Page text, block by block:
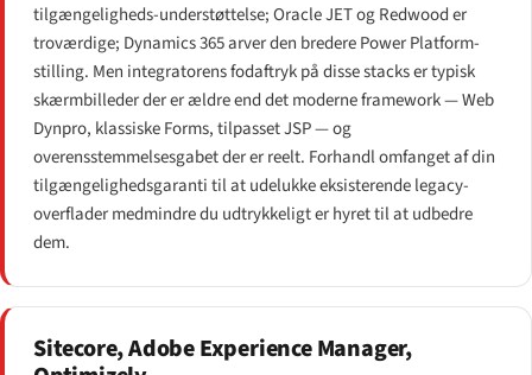
tilgængeligheds-understøttelse; Oracle JET og Redwood er
troværdige; Dynamics 365 arver den bredere Power Platform-
stilling. Men integratorens fodaftryk på disse stacks er typisk
skærmbilleder der er ældre end det moderne framework — Web
Dynpro, klassiske Forms, tilpasset JSP — og
overensstemmelsesgabet der er reelt. Forhandl omfanget af din
tilgængelighedsgaranti til at udelukke eksisterende legacy-
overflader medmindre du udtrykkeligt er hyret til at udbedre
dem.
Sitecore, Adobe Experience Manager,